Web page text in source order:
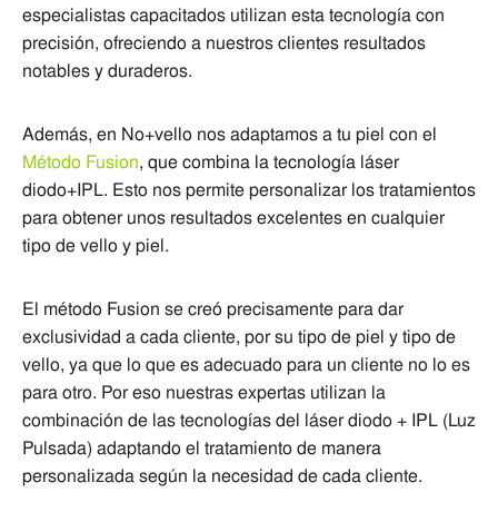
especialistas capacitados utilizan esta tecnología con
precisión, ofreciendo a nuestros clientes resultados
notables y duraderos.
Además, en No+vello nos adaptamos a tu piel con el
Método Fusion, que combina la tecnología láser
diodo+IPL. Esto nos permite personalizar los tratamientos
para obtener unos resultados excelentes en cualquier
tipo de vello y piel.
El método Fusion se creó precisamente para dar
exclusividad a cada cliente, por su tipo de piel y tipo de
vello, ya que lo que es adecuado para un cliente no lo es
para otro. Por eso nuestras expertas utilizan la
combinación de las tecnologías del láser diodo + IPL (Luz
Pulsada) adaptando el tratamiento de manera
personalizada según la necesidad de cada cliente.